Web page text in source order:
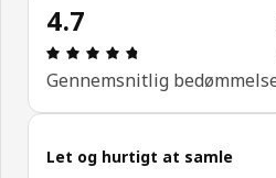
4.7
Anmeldelse: 4.7
Gennemsnitlig
Spring kundeanmeldelser over
Let og hurtigt at samle